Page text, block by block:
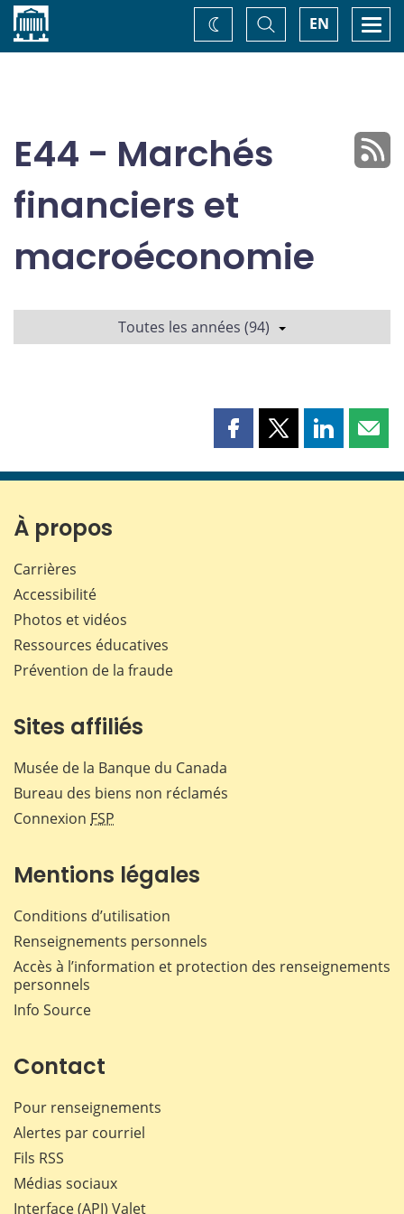
Accueil EN
Basculer
la
recherche
Changez
de
E44 - Marchés
financiers et
macroéconomie
Toutes les années (94)
Partager
page
Partager
page
Partager
page page
À propos
Carrières
Accessibilité
Photos et vidéos
Ressources éducatives
Prévention de la fraude
Sites affiliés
Musée de la Banque du Canada
Bureau des biens non réclamés
Connexion FSP
Mentions légales
Conditions d’utilisation
Renseignements personnels
Accès à l’information et protection des renseignements
personnels
Info Source
Contact
Pour renseignements
Alertes par courriel
Fils RSS
Médias sociaux
Interface (API) Valet